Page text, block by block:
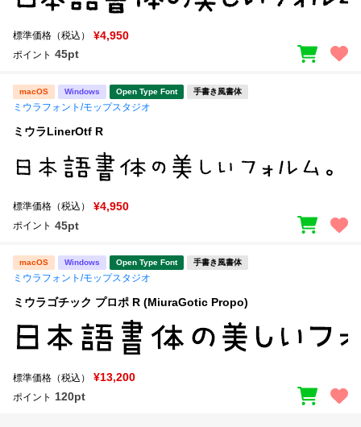
標準価格（税込） ¥4,950
ポイント 45pt
macOS Windows Open Type Font 手書き風書体
ミウラフォント/モップスタジオ
ミウラLinerOtf R
標準価格（税込） ¥4,950
ポイント 45pt
macOS Windows Open Type Font 手書き風書体
ミウラフォント/モップスタジオ
ミウラゴチック プロポ R (MiuraGotic Propo)
標準価格（税込） ¥13,200
ポイント 120pt